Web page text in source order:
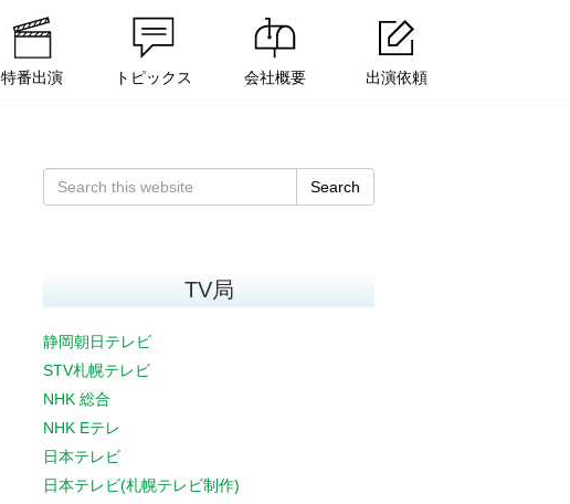
特番出演 トピックス 会社概要 出演依頼
Search
TV局
静岡朝日テレビ
STV札幌テレビ
NHK 総合
NHK Eテレ
日本テレビ
日本テレビ(札幌テレビ制作)